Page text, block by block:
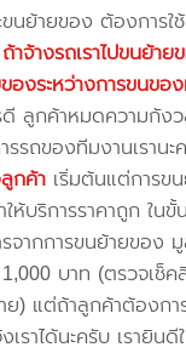
นย้ายของ ต้องการใ
ถ้าจ้างรถเราไปขนย้า
องระหว่างการขนขอ
ดี ลูกค้าหมดความกังว
รรถของทีมงานเรานะ
กค้า เริ่มต้นแต่การข
ห้บริการราคาถูก ในขั้
จากการขนย้ายของ
บาท (ตรวจเช็ค
) แต่ถ้าลูกค้าต้องกา
ราได้นะครับ เรายิน